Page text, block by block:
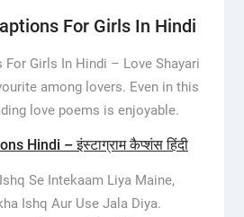
For Girls In Hindi
For Girls In Hindi – Love Shayari
among lovers. Even in this
love poems is enjoyable.
Hindi – इंस्टाग्राम कैप्शंस हिंदी
Se Intekaam Liya Maine,
Ishq Aur Use Jala Diya.